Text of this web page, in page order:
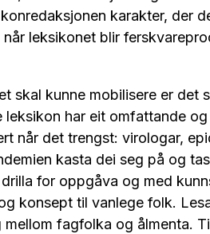
karakter, der
leksikonet blir
skal kunne mobilisere er
har eit omfattande
når det trengst: virologar,
kasta dei seg på og
for oppgåva og med
konsept til vanlege folk.
fagfolka og ålmenta.